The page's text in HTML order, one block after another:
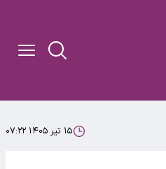
۱۵ تیر ۱۴۰۵ ۰۷:۲۲